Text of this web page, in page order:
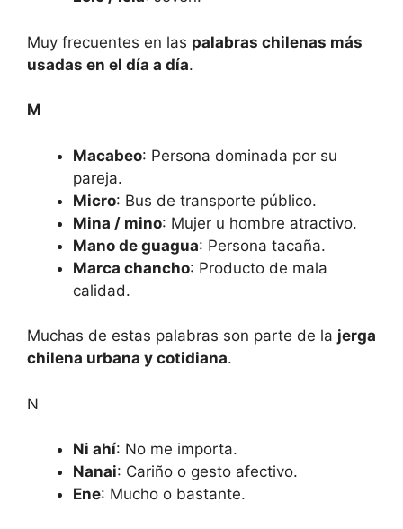
Muy frecuentes en las palabras chilenas más
usadas en el día a día.
M
Macabeo: Persona dominada por su
pareja.
Micro: Bus de transporte público.
Mina / mino: Mujer u hombre atractivo.
Mano de guagua: Persona tacaña.
Marca chancho: Producto de mala
calidad.
Muchas de estas palabras son parte de la jerga
chilena urbana y cotidiana.
N
Ni ahí: No me importa.
Nanai: Cariño o gesto afectivo.
Ene: Mucho o bastante.